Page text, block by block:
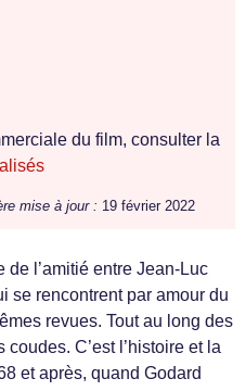
du film, consulter la
mise à jour : 19 février 2022
de l’amitié entre Jean-Luc
se rencontrent par amour du
revues. Tout au long des
C’est l’histoire et la
et après, quand Godard